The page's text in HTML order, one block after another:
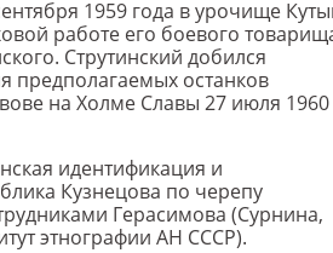
1959 года в урочище
работе его боевого
Струтинский добился
предполагаемых останков
на Холме Славы 27 июля 1960
идентификация и
Кузнецова по черепу
Герасимова (Сурнина,
этнографии АН СССР).